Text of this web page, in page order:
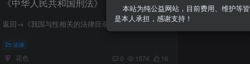
返回→《我国与性相关的法律目录》 《中华人民共和国刑法》（摘要） 第二百三十六条 【强奸罪】： 以暴力、胁迫或者其他手段强奸妇女的，处三年以上十年以下有期徒刑。 强奸不满十四周岁的幼女...
法律
花色 0 1574 16
本站为纯公益网站，目前费用、维护等皆
是本人承担，感谢支持！